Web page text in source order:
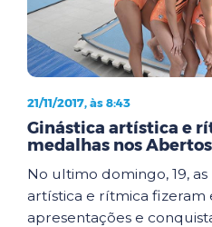
21/11/2017, às 8:43
Ginástica artística e
medalhas nos Abertos
No ultimo domingo, 19,
artística e rítmica fizeram
apresentações e